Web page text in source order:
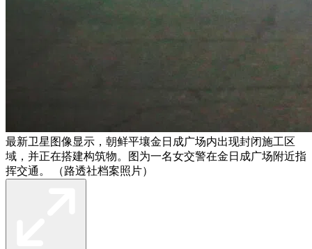
最新卫星图像显示，朝鲜平壤金日成广场内出现封闭施工区
域，并正在搭建构筑物。图为一名女交警在金日成广场附近指
挥交通。 （路透社档案照片）